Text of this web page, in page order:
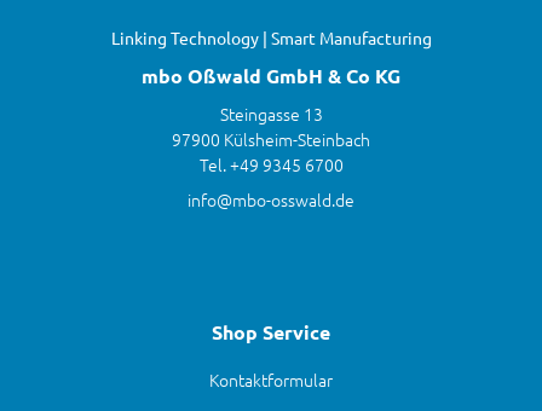
Linking Technology | Smart Manufacturing
mbo Oßwald GmbH & Co KG
Steingasse 13
97900 Külsheim-Steinbach
Tel. +49 9345 6700
info@mbo-osswald.de
Shop Service
Kontaktformular